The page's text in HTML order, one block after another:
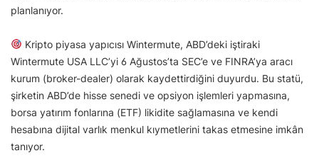
planlanıyor.
Kripto piyasa yapıcısı Wintermute, ABD’deki iştiraki
Wintermute USA LLC’yi 6 Ağustos’ta SEC’e ve FINRA’ya aracı
kurum (broker-dealer) olarak kaydettirdiğini duyurdu. Bu statü,
şirketin ABD’de hisse senedi ve opsiyon işlemleri yapmasına,
borsa yatırım fonlarına (ETF) likidite sağlamasına ve kendi
hesabına dijital varlık menkul kıymetlerini takas etmesine imkân
tanıyor.